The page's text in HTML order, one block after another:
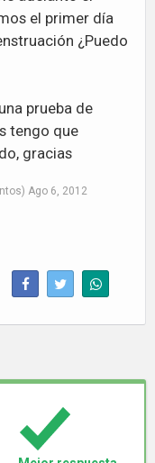
el primer día
¿Puedo
prueba de
tengo que
gracias
Ago 6, 2012